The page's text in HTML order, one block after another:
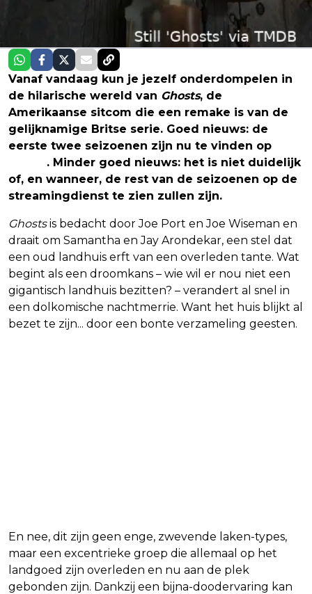
Vanaf vandaag kun je jezelf onderdompelen in
de hilarische wereld van Ghosts, de
Amerikaanse sitcom die een remake is van de
gelijknamige Britse serie. Goed nieuws: de
eerste twee seizoenen zijn nu te vinden op
. Minder goed nieuws: het is niet duidelijk
of, en wanneer, de rest van de seizoenen op de
streamingdienst te zien zullen zijn.
Ghostsis bedacht door Joe Port en Joe Wiseman en
draait om Samantha en Jay Arondekar, een stel dat
een oud landhuis erft van een overleden tante. Wat
begint als een droomkans – wie wil er nou niet een
gigantisch landhuis bezitten? – verandert al snel in
een dolkomische nachtmerrie. Want het huis blijkt al
bezet te zijn... door een bonte verzameling geesten.
En nee, dit zijn geen enge, zwevende laken-types,
maar een excentrieke groep die allemaal op het
landgoed zijn overleden en nu aan de plek
gebonden zijn. Dankzij een bijna-doodervaring kan